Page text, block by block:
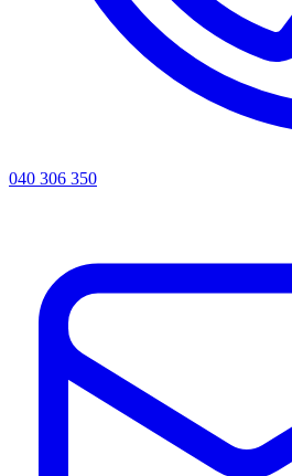
040 306 350